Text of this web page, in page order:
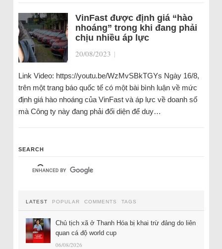
VinFast được định giá “hào
nhoáng” trong khi đang phải
chịu nhiều áp lực
20/08/2023 |
Link Video: https://youtu.be/WzMvSBkTGYs Ngày 16/8,
trên một trang báo quốc tế có một bài bình luận về mức
định giá hào nhoáng của VinFast và áp lực về doanh số
mà Công ty này đang phải đối diện để duy…
SEARCH
LATEST POPULAR COMMENTS TAGS
Chủ tịch xã ở Thanh Hóa bị khai trừ đảng do liên
quan cá độ world cup
06/08/2026